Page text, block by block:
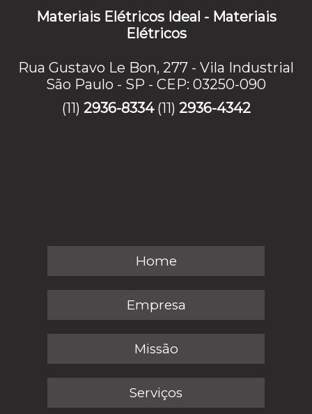
Materiais Elétricos Ideal - Materiais
Elétricos
Rua Gustavo Le Bon, 277 - Vila Industrial
São Paulo - SP - CEP: 03250-090
(11) 2936-8334 (11) 2936-4342
Home
Empresa
Missão
Serviços